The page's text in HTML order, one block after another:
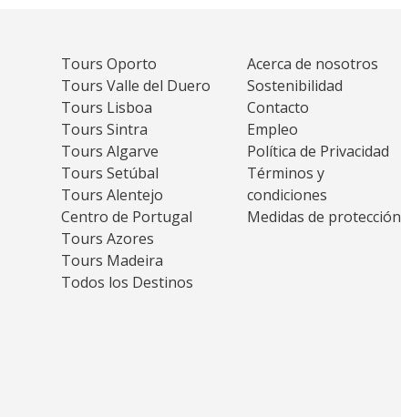
Tours Oporto
Tours Valle del Duero
Tours Lisboa
Tours Sintra
Tours Algarve
Tours Setúbal
Tours Alentejo
Centro de Portugal
Tours Azores
Tours Madeira
Todos los Destinos
Acerca de nosotros
Sostenibilidad
Contacto
Empleo
Política de Privacidad
Términos y
condiciones
Medidas de protección